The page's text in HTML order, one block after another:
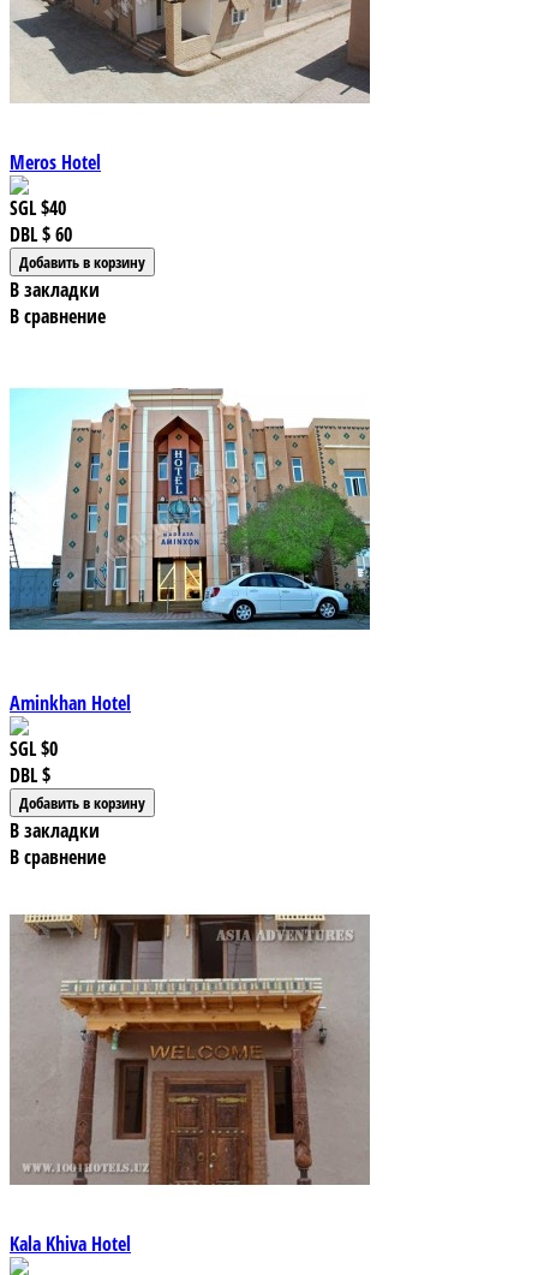
Meros Hotel
SGL$40
DBL$ 60
В закладки
В сравнение
Aminkhan Hotel
SGL$0
DBL$
В закладки
В сравнение
Kala Khiva Hotel